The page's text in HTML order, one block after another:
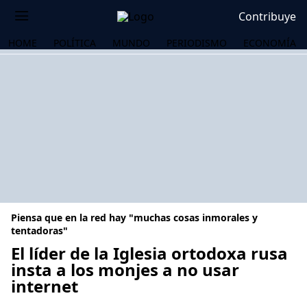
Contribuye
HOME POLÍTICA MUNDO PERIODISMO ECONOMÍA
Piensa que en la red hay "muchas cosas inmorales y
tentadoras"
El líder de la Iglesia ortodoxa rusa
insta a los monjes a no usar
internet